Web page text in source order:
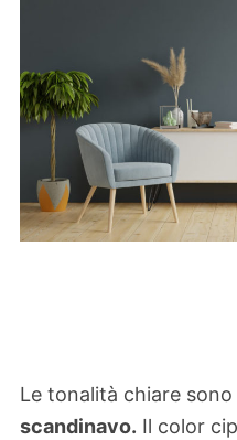
Le tonalità chiare
scandinavo. Il color